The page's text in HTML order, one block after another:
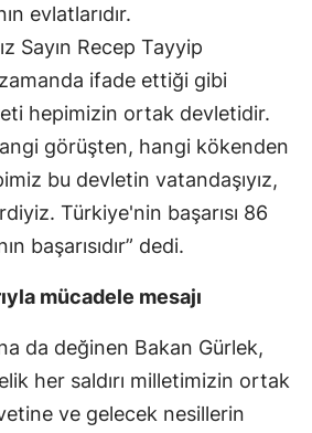
evlatlarıdır.
Sayın Recep Tayyip
ifade ettiği gibi
hepimizin ortak devletidir.
görüşten, hangi kökenden
bu devletin vatandaşıyız,
Türkiye'nin başarısı 86
başarısıdır” dedi.
mücadele mesajı
da değinen Bakan Gürlek,
her saldırı milletimizin ortak
ve gelecek nesillerin